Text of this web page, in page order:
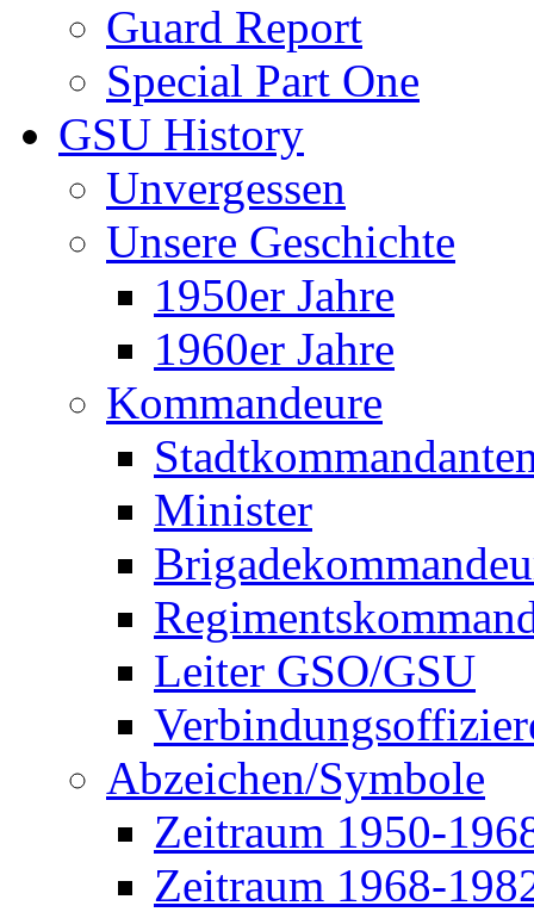
Guard Report
Special Part One
GSU History
Unvergessen
Unsere Geschichte
1950er Jahre
1960er Jahre
Kommandeure
Minister
Leiter GSO/GSU
Abzeichen/Symbole
Zeitraum 1950-
Zeitraum 1968-